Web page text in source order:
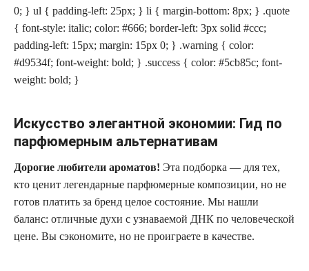
0; } ul { padding-left: 25px; } li { margin-bottom: 8px; } .quote
{ font-style: italic; color: #666; border-left: 3px solid #ccc;
padding-left: 15px; margin: 15px 0; } .warning { color:
#d9534f; font-weight: bold; } .success { color: #5cb85c; font-
weight: bold; }
Искусство элегантной экономии: Гид по
парфюмерным альтернативам
Дорогие любители ароматов! Эта подборка — для тех,
кто ценит легендарные парфюмерные композиции, но не
готов платить за бренд целое состояние. Мы нашли
баланс: отличные духи с узнаваемой ДНК по человеческой
цене. Вы сэкономите, но не проиграете в качестве.